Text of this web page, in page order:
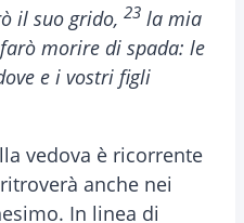
il suo grido, 23 la mia
morire di spada: le
e i vostri figli
vedova è ricorrente
anche nei
In linea di